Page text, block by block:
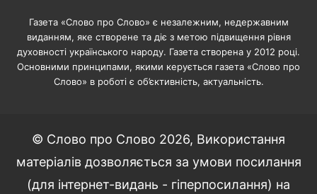
Газета «Слово про Слово» є незалежним, недержавним
виданням, яке створене та діє з метою підвищення рівня
духовності українського народу. Газета створена у 2012 році.
Основними принципами, якими керується газета «Слово про
Слово» в роботі є об’єктивність, актуальність.
© Слово про Слово 2026, Використання
матеріалів дозволяється за умови посилання
(для інтернет-видань - гіперпосилання) на